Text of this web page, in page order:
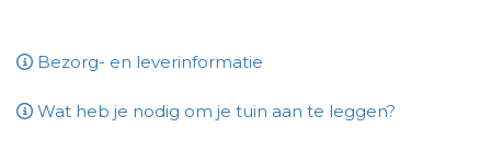
Bezorg- en leverinformatie
Wat heb je nodig om je tuin aan te leggen?